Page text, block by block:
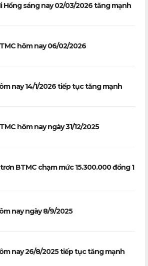
Hồng sáng nay 02/03/2026 tăng mạnh
hôm nay 06/02/2026
nay 14/1/2026 tiếp tục tăng mạnh
hôm nay ngày 31/12/2025
BTMC chạm mức 15.300.000 đồng 1
nay ngày 8/9/2025
nay 26/8/2025 tiếp tục tăng mạnh